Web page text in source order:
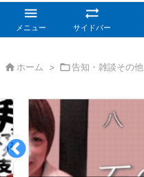

メニュー

サイドバー
 ホーム > 告知・雑談その他